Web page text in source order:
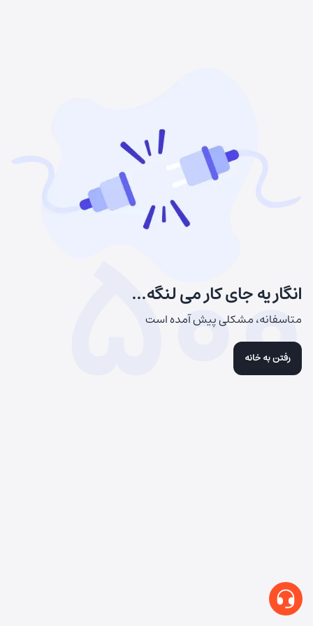
انگار یه جای کار می لنگه...
متاسفانه، مشکلی پیش آمده است
رفتن به خانه
500